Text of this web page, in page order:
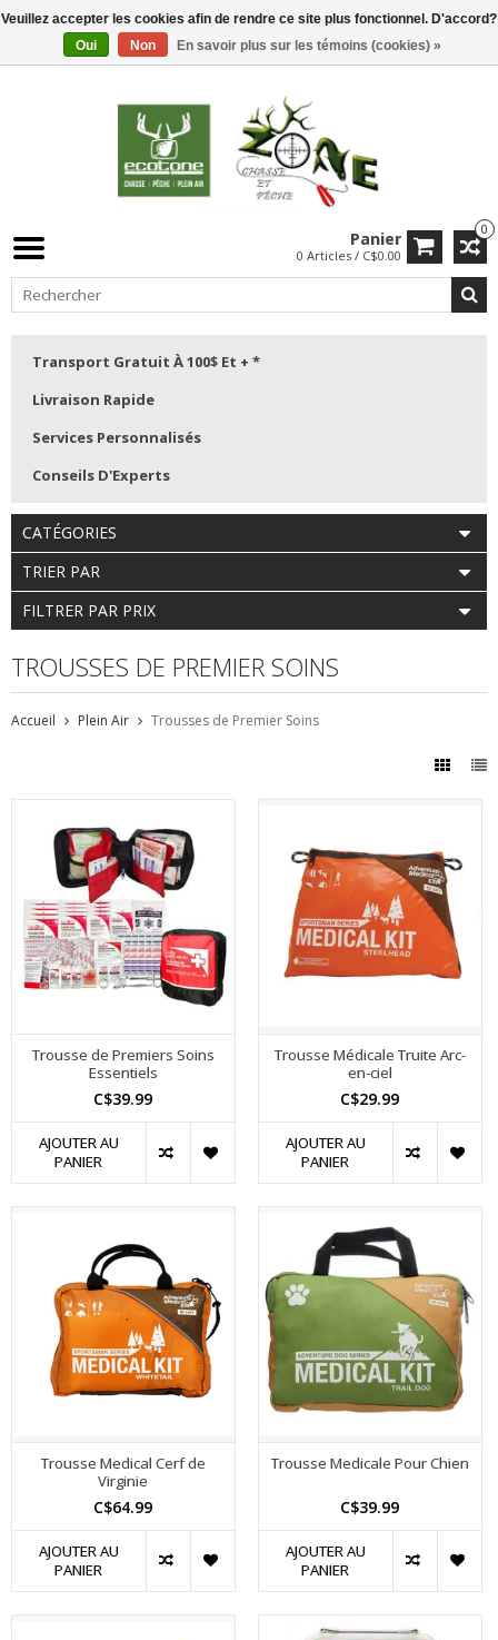
0
Panier
0 Articles / C$0.00
Transport Gratuit À 100$ Et + *
Livraison Rapide
Services Personnalisés
Conseils D'Experts
CATÉGORIES
TRIER PAR
FILTRER PAR PRIX
TROUSSES DE PREMIER SOINS
Accueil Plein Air Trousses de Premier Soins
Trousse de Premiers Soins
Essentiels
C$39.99
AJOUTER AU
PANIER
Trousse Médicale Truite Arc-
en-ciel
C$29.99
AJOUTER AU
PANIER
Trousse Medical Cerf de
Virginie
C$64.99
AJOUTER AU
PANIER
Trousse Medicale Pour Chien
C$39.99
AJOUTER AU
PANIER
Veuillez accepter les cookies afin de rendre ce site plus fonctionnel. D'accord?
Oui
Non En savoir plus sur les témoins (cookies) »